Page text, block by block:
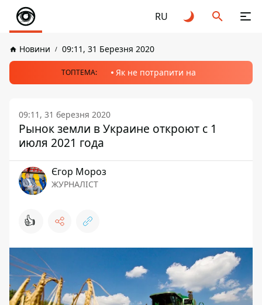
RU
Новини 09:11, 31 Березня 2020
ТОПТЕМА: Як не потрапити на
09:11, 31 березня 2020
Рынок земли в Украине откроют с 1
июля 2021 года
Єгор Мороз
ЖУРНАЛІСТ
👍